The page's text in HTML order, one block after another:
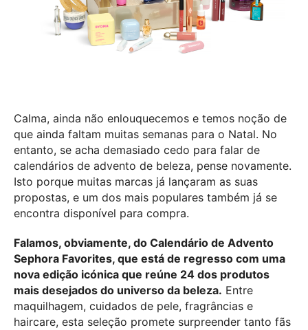
Calma, ainda não enlouquecemos e temos noção de
que ainda faltam muitas semanas para o Natal. No
entanto, se acha demasiado cedo para falar de
calendários de advento de beleza, pense novamente.
Isto porque muitas marcas já lançaram as suas
propostas, e um dos mais populares também já se
encontra disponível para compra.
Falamos, obviamente, do Calendário de Advento
Sephora Favorites, que está de regresso com uma
nova edição icónica que reúne 24 dos produtos
mais desejados do universo da beleza. Entre
maquilhagem, cuidados de pele, fragrâncias e
haircare, esta seleção promete surpreender tanto fãs